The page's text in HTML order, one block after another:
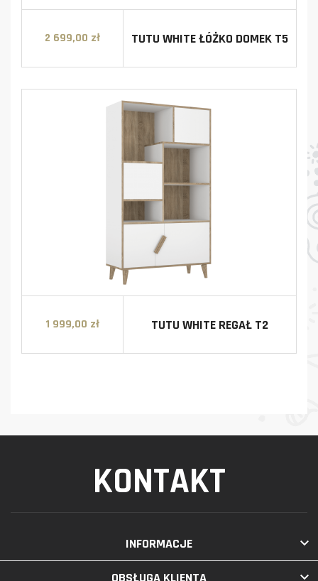
Cena
2 699,00 zł TUTU WHITE ŁÓŻKO DOMEK T5
Cena
1 999,00 zł TUTU WHITE REGAŁ T2
KONTAKT
INFORMACJE 
